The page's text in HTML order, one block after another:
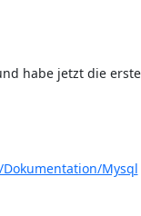
habe jetzt die
Mysql